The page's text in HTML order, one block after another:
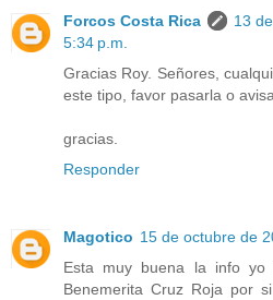
Forcos Costa Rica
13
5:34 p.m.
Gracias Roy. Señores,
este tipo, favor pasarla o
gracias.
Responder
Magotico 15 de octubre de
Esta muy buena la info
Benemerita Cruz Roja por